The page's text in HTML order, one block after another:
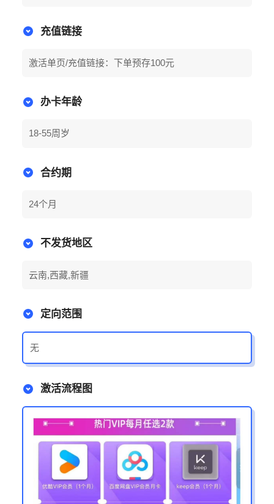
充值链接
激活单页/充值链接：下单预存100元
办卡年龄
18-55周岁
合约期
24个月
不发货地区
云南,西藏,新疆
定向范围
无
激活流程图